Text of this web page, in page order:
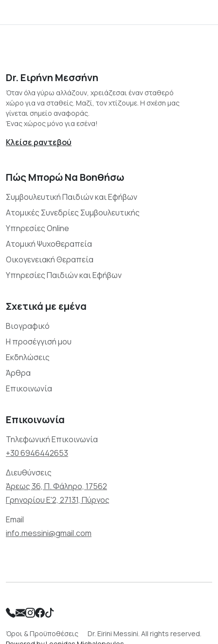
Dr. Ειρήνη Μεσσήνη
Όταν όλα γύρω αλλάζουν, χρειάζεσαι έναν σταθερό
χώρο για να σταθείς. Μαζί, τον χτίζουμε. Η σχέση μας
γίνεται σημείο αναφοράς.
Ένας χώρος μόνο για εσένα!
Κλείσε ραντεβού
Πώς Μπορώ Να Βοηθήσω
Συμβουλευτική Παιδιών και Εφήβων
Ατομικές Συνεδρίες Συμβουλευτικής
Υπηρεσίες Online
Ατομική Ψυχοθεραπεία
Οικογενειακή Θεραπεία
Υπηρεσίες Παιδιών και Εφήβων
Σχετικά με εμένα
Βιογραφικό
Η προσέγγισή μου
Εκδηλώσεις
Άρθρα
Επικοινωνία
Επικοινωνία
Τηλεφωνική Επικοινωνία
+30 6946442653
Διευθύνσεις
Άρεως 36, Π. Φάληρο, 17562
Γρηγορίου Ε'2, 27131, Πύργος
Email
info.messini@gmail.com
Όροι & Προϋποθέσεις
Dr. Eirini Messini. All rights reserved.